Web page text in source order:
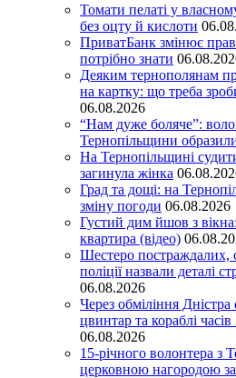
Томати пелаті у
без оцту й кислоти
ПриватБанк змінює
потрібно знати
Деяким тернополянам
на картку: що треба
06.08.2026
“Нам дуже боляче”:
Тернопільщини
На Тернопільщині
загинула жінка
Град та дощі: на
зміну погоди 06.08.2026
Густий дим йшов з
квартира (відео)
Шестеро постраждалих,
поліції назвали деталі
06.08.2026
Через обміління
цвинтар та кораблі часів
06.08.2026
15-річного волонтера з
церковною нагородою